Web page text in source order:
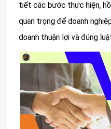
tiết các bước thực hiện,
quan trọng để doanh
doanh thuận lợi và đúng